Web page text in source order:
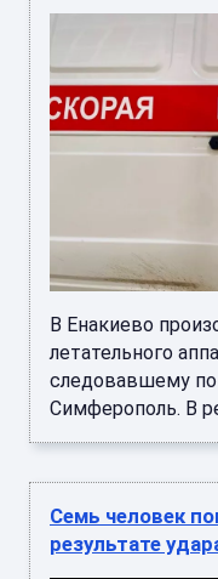
В Енакиево
летательного
следовавшему
Симферополь. В
Семь человек
результате